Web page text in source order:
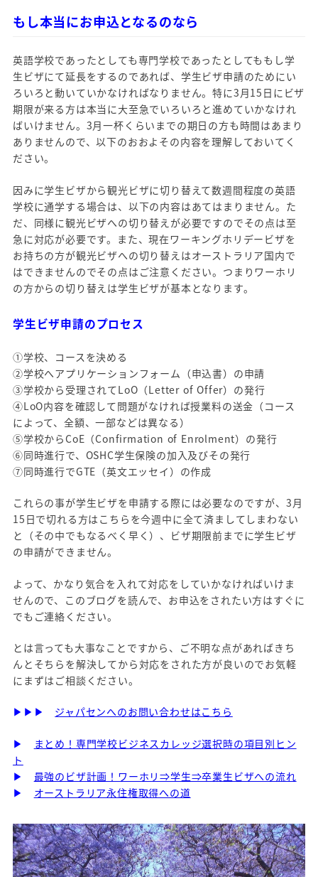
もし本当にお申込となるのなら
英語学校であったとしても専門学校であったとしてももし学
生ビザにて延長をするのであれば、学生ビザ申請のためにい
ろいろと動いていかなければなりません。特に3月15日にビザ
期限が来る方は本当に大至急でいろいろと進めていかなけれ
ばいけません。3月一杯くらいまでの期日の方も時間はあまり
ありませんので、以下のおおよその内容を理解しておいてく
ださい。
因みに学生ビザから観光ビザに切り替えて数週間程度の英語
学校に通学する場合は、以下の内容はあてはまりません。た
だ、同様に観光ビザへの切り替えが必要ですのでその点は至
急に対応が必要です。また、現在ワーキングホリデービザを
お持ちの方が観光ビザへの切り替えはオーストラリア国内で
はできませんのでその点はご注意ください。つまりワーホリ
の方からの切り替えは学生ビザが基本となります。
学生ビザ申請のプロセス
①学校、コースを決める
②学校へアプリケーションフォーム（申込書）の申請
③学校から受理されてLoO（Letter of Offer）の発行
④LoO内容を確認して問題がなければ授業料の送金（コース
によって、全額、一部などは異なる）
⑤学校からCoE（Confirmation of Enrolment）の発行
⑥同時進行で、OSHC学生保険の加入及びその発行
⑦同時進行でGTE（英文エッセイ）の作成
これらの事が学生ビザを申請する際には必要なのですが、3月
15日で切れる方はこちらを今週中に全て済ましてしまわない
と（その中でもなるべく早く）、ビザ期限前までに学生ビザ
の申請ができません。
よって、かなり気合を入れて対応をしていかなければいけま
せんので、このブログを読んで、お申込をされたい方はすぐに
でもご連絡ください。
とは言っても大事なことですから、ご不明な点があればきち
んとそちらを解決してから対応をされた方が良いのでお気軽
にまずはご相談ください。
▶▶▶ ジャパセンへのお問い合わせはこちら
▶
まとめ！専門学校ビジネスカレッジ選択時の項目別ヒン
ト
▶
最強のビザ計画！ワーホリ⇒学生⇒卒業生ビザへの流れ
▶
オーストラリア永住権取得への道